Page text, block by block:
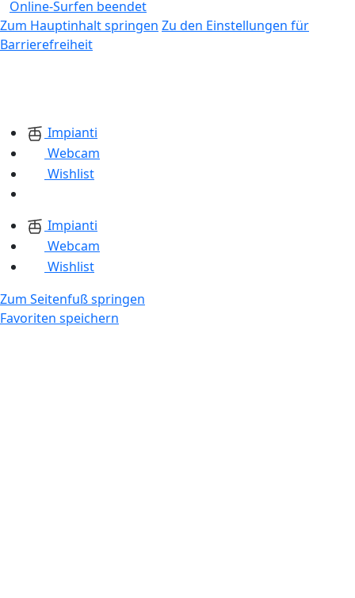
Online-Surfen beendet
Zum Hauptinhalt springen Zu den Einstellungen für
Barrierefreiheit
Impianti
Webcam
Wishlist
Impianti
Webcam
Wishlist
Zum Seitenfuß springen
Favoriten speichern